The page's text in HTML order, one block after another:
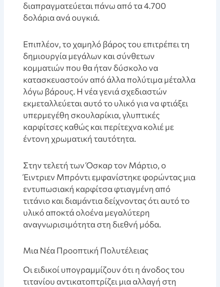
διαπραγματεύεται πάνω από τα 4.700
δολάρια ανά ουγκιά.
Επιπλέον, το χαμηλό βάρος του επιτρέπει τη
δημιουργία μεγάλων και σύνθετων
κομματιών που θα ήταν δύσκολο να
κατασκευαστούν από άλλα πολύτιμα μέταλλα
λόγω βάρους. Η νέα γενιά σχεδιαστών
εκμεταλλεύεται αυτό το υλικό για να φτιάξει
υπερμεγέθη σκουλαρίκια, γλυπτικές
καρφίτσες καθώς και περίτεχνα κολιέ με
έντονη χρωματική ταυτότητα.
Στην τελετή των Όσκαρ τον Μάρτιο, ο
Έιντριεν Μπρόντι εμφανίστηκε φορώντας μια
εντυπωσιακή καρφίτσα φτιαγμένη από
τιτάνιο και διαμάντια δείχνοντας ότι αυτό το
υλικό αποκτά ολοένα μεγαλύτερη
αναγνωρισιμότητα στη διεθνή μόδα.
Μια Νέα Προοπτική Πολυτέλειας
Οι ειδικοί υπογραμμίζουν ότι η άνοδος του
τιτανίου αντικατοπτρίζει μια αλλαγή στη